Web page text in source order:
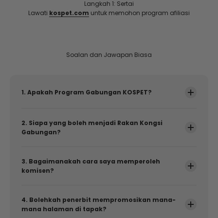
Langkah 1: Sertai
Lawati kospet.com untuk memohon program afiliasi
Soalan dan Jawapan Biasa
1. Apakah Program Gabungan KOSPET?
2. Siapa yang boleh menjadi Rakan Kongsi
Gabungan?
3. Bagaimanakah cara saya memperoleh
komisen?
4. Bolehkah penerbit mempromosikan mana-
mana halaman di tapak?